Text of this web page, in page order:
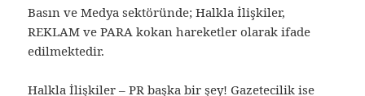
Basın ve Medya sektöründe; Halkla İlişkiler,
REKLAM ve PARA kokan hareketler olarak ifade
edilmektedir.
Halkla İlişkiler – PR başka bir şey! Gazetecilik ise